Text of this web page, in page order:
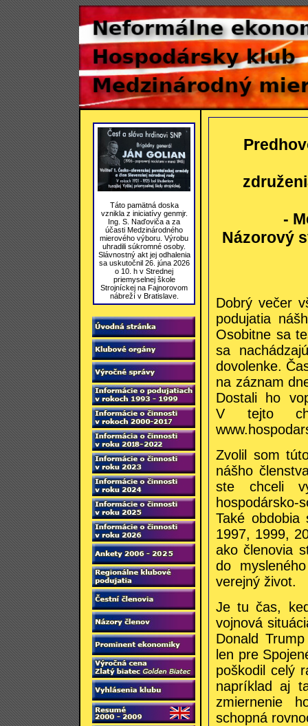
Táto pamätná doska
vznikla z iniciatívy genmjr.
Ing. S. Naďoviča a za
účasti Medzinárodného
mierového výboru. Výrobu
uhradili súkromné osoby.
Slávnostný akt jej odhalenia
sa uskutočnil 26. júna 2026
o 10. h v Strednej
priemyselnej škole
Strojníckej na Fajnorovom
nábreží v Bratislave.
-
Názorový
Dobrý večer
podujatia
Osobitne sa
sa
dovolenke.
na záznam
Dostali ho
V tejto
Zvolil som
nášho
ste chceli
hospodársko-
Také
1997, 1999,
ako členovia
do
verejný život.
Je tu čas,
vojnová
Donald
len pre
poškodil celý
napríklad aj
zmiernenie
schopná